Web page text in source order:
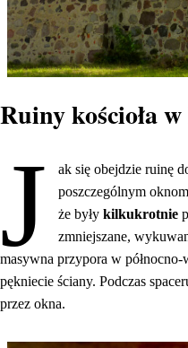
Ruiny kościoła w
J
ak się obejdzie ruinę
poszczególnym
że byłykilkukrotnie
zmniejszane,
masywna przypora w północno-
pękniecie ściany. Podczas
przez okna.